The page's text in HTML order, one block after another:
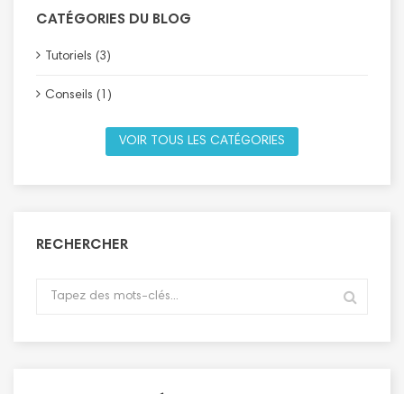
CATÉGORIES DU BLOG
Tutoriels (3)
Conseils (1)
VOIR TOUS LES CATÉGORIES
RECHERCHER